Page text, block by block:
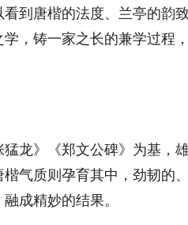
到唐楷的法度、兰亭的韵
，铸一家之长的兼学过程
龙》《郑文公碑》为基，
气质则孕育其中，劲韧的
成精妙的结果。